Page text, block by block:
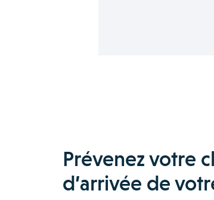
Prévenez votre
d’arrivée de